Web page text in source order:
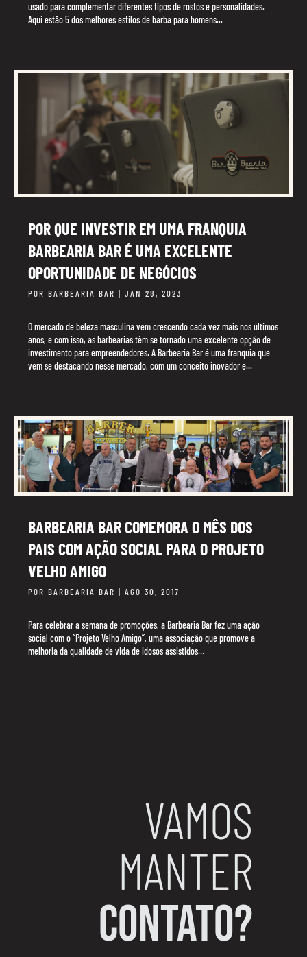
usado para complementar diferentes tipos de rostos e personalidades.
Aqui estão 5 dos melhores estilos de barba para homens...
POR QUE INVESTIR EM UMA FRANQUIA
BARBEARIA BAR É UMA EXCELENTE
OPORTUNIDADE DE NEGÓCIOS
PORBARBEARIA BAR |JAN 28, 2023
O mercado de beleza masculina vem crescendo cada vez mais nos últimos
anos, e com isso, as barbearias têm se tornado uma excelente opção de
investimento para empreendedores. A Barbearia Bar é uma franquia que
vem se destacando nesse mercado, com um conceito inovador e...
BARBEARIA BAR COMEMORA O MÊS DOS
PAIS COM AÇÃO SOCIAL PARA O PROJETO
VELHO AMIGO
PORBARBEARIA BAR |AGO 30, 2017
Para celebrar a semana de promoções, a Barbearia Bar fez uma ação
social com o “Projeto Velho Amigo”, uma associação que promove a
melhoria da qualidade de vida de idosos assistidos…
VAMOS
MANTER
CONTATO?